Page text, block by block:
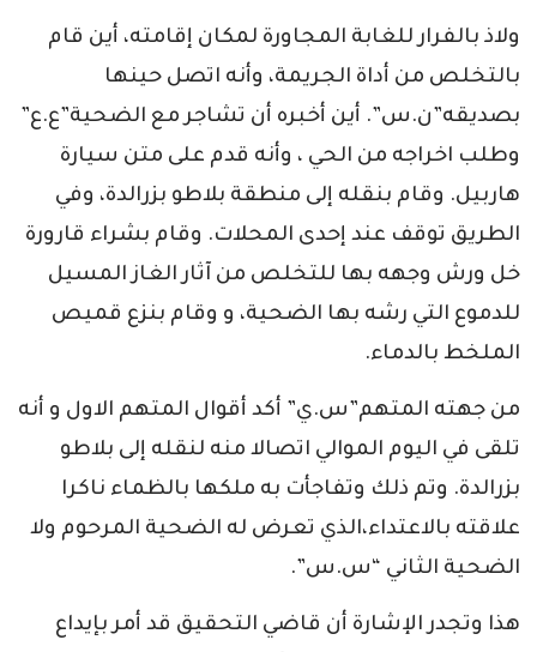
ولاذ بالفرار للغابة المجاورة لمكان إقامته، أين قام
بالتخلص من أداة الجريمة، وأنه اتصل حينها
بصديقه”ن.س”. أين أخبره أن تشاجر مع الضحية”ع.ع”
وطلب اخراجه من الحي ، وأنه قدم على متن سيارة
هاربيل. وقام بنقله إلى منطقة بلاطو بزرالدة، وفي
الطريق توقف عند إحدى المحلات. وقام بشراء قارورة
خل ورش وجهه بها للتخلص من آثار الغاز المسيل
للدموع التي رشه بها الضحية، و وقام بنزع قميص
الملخط بالدماء.
من جهته المتهم”س.ي” أكد أقوال المتهم الاول و أنه
تلقى في اليوم الموالي اتصالا منه لنقله إلى بلاطو
بزرالدة. وتم ذلك وتفاجأت به ملكها بالظماء ناكرا
علاقته بالاعتداء،الذي تعرض له الضحية المرحوم ولا
الضحية الثاني “س.س”.
هذا وتجدر الإشارة أن قاضي التحقيق قد أمر بإيداع